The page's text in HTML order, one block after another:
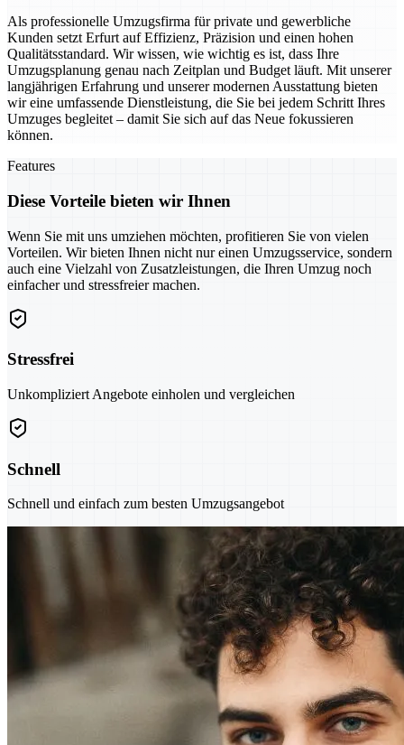
Als professionelle Umzugsfirma für private und gewerbliche
Kunden setzt Erfurt auf Effizienz, Präzision und einen hohen
Qualitätsstandard. Wir wissen, wie wichtig es ist, dass Ihre
Umzugsplanung genau nach Zeitplan und Budget läuft. Mit unserer
langjährigen Erfahrung und unserer modernen Ausstattung bieten
wir eine umfassende Dienstleistung, die Sie bei jedem Schritt Ihres
Umzuges begleitet – damit Sie sich auf das Neue fokussieren
können.
Features
Diese Vorteile bieten wir Ihnen
Wenn Sie mit uns umziehen möchten, profitieren Sie von vielen
Vorteilen. Wir bieten Ihnen nicht nur einen Umzugsservice, sondern
auch eine Vielzahl von Zusatzleistungen, die Ihren Umzug noch
einfacher und stressfreier machen.
Stressfrei
Unkompliziert Angebote einholen und vergleichen
Schnell
Schnell und einfach zum besten Umzugsangebot